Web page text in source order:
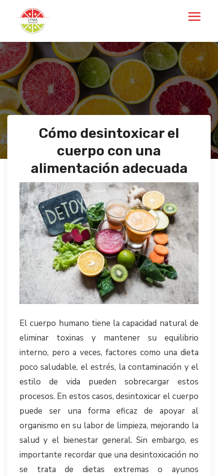
Cómo desintoxicar el
cuerpo con una
alimentación adecuada
El cuerpo humano tiene la capacidad natural de
eliminar toxinas y mantener su equilibrio
interno, pero a veces, factores como una dieta
poco saludable, el estrés, la contaminación y el
estilo de vida pueden sobrecargar estos
procesos. En estos casos, desintoxicar el cuerpo
puede ser una forma eficaz de apoyar al
organismo en su labor de limpieza, mejorando la
salud y el bienestar general. Sin embargo, es
importante recordar que una desintoxicación no
se trata de dietas extremas o ayunos